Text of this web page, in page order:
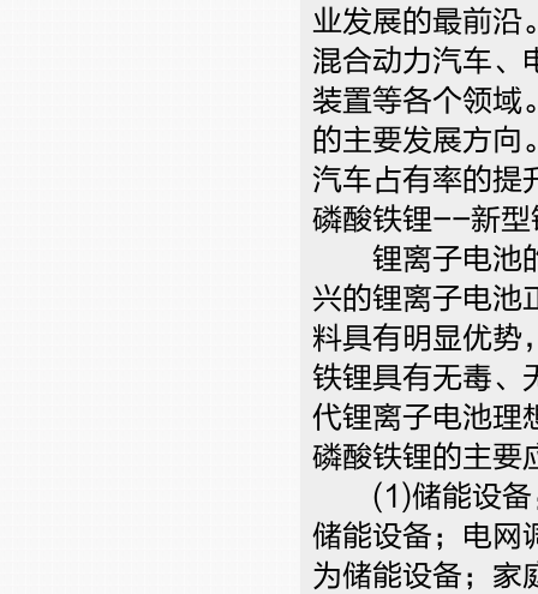
业发展的最前沿
混合动力汽车、
装置等各个领域
的主要发展方向
汽车占有率的提
磷酸铁锂--新型
锂离子电池的
兴的锂离子电池
料具有明显优势
铁锂具有无毒、
代锂离子电池理
磷酸铁锂的主要
(1)储能设备：
储能设备；电网
为储能设备；家